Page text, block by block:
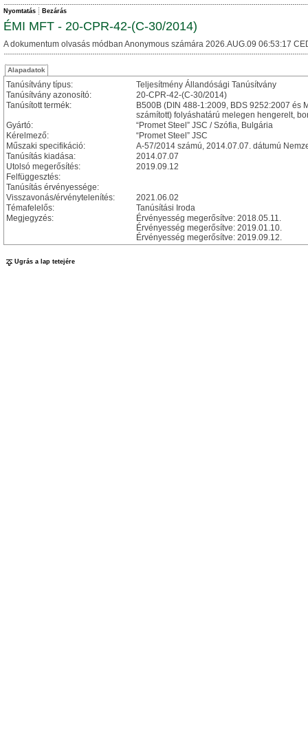
Nyomtatás Bezárás
ÉMI MFT - 20-CPR-42-(C-30/2014)
A dokumentum olvasás módban Anonymous számára 2026.AUG.09 06:53:17
Alapadatok
Tanúsítvány típus:
Teljesítmény Állandósági Tanúsítvány
Tanúsítvány azonosító:
20-CPR-42-(C-30/2014)
Tanúsított termék:
B500B (DIN 488-1:2009, BDS 9252:2007 és
számított) folyáshatárú melegen hengerelt,
Gyártó:
“Promet Steel” JSC / Szófia, Bulgária
Kérelmező:
“Promet Steel” JSC
Műszaki specifikáció:
A-57/2014 számú, 2014.07.07. dátumú
Tanúsítás kiadása:
2014.07.07
Utolsó megerősítés:
2019.09.12
Felfüggesztés:
Tanúsítás érvényessége:
Visszavonás/érvénytelenítés:
2021.06.02
Témafelelős:
Tanúsítási Iroda
Megjegyzés:
Érvényesség megerősítve: 2018.05.11.
Érvényesség megerősítve: 2019.01.10.
Érvényesség megerősítve: 2019.09.12.
Ugrás a lap tetejére